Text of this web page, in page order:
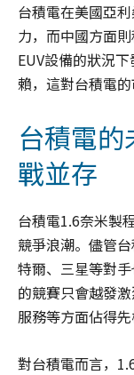
台積電在美國亞
力，而中國方面
EUV設備的狀況
賴，這對台積電的
台積電
戰並存
台積電1.6奈米製
競爭浪潮。儘管
特爾、三星等對
的競賽只會越發
服務等方面佔得
對台積電而言，